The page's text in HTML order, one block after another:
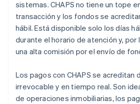
sistemas. CHAPS no tiene un tope
transacción y los fondos se
hábil. Está disponible solo los días
durante el horario de atención y, por
una alta comisión por el envío de
Los pagos con CHAPS se acreditan
irrevocable y en tiempo real. Son
de operaciones inmobiliarias, los